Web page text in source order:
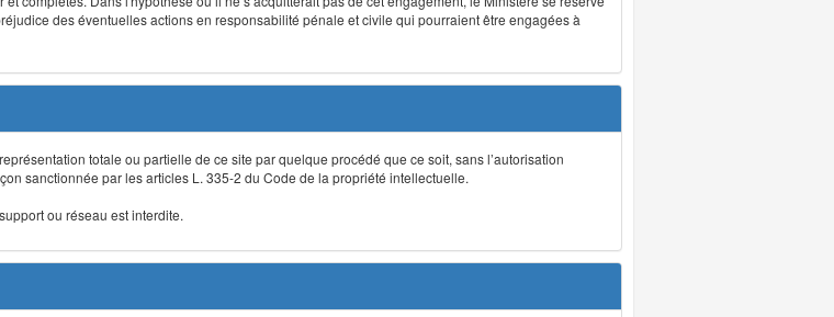
des éventuelles actions en responsabilité pénale et civile qui pourraient être engagées à
totale ou partielle de ce site par quelque procédé que ce soit, sans l’autorisation
sanctionnée par les articles L. 335-2 du Code de la propriété intellectuelle.
ou réseau est interdite.